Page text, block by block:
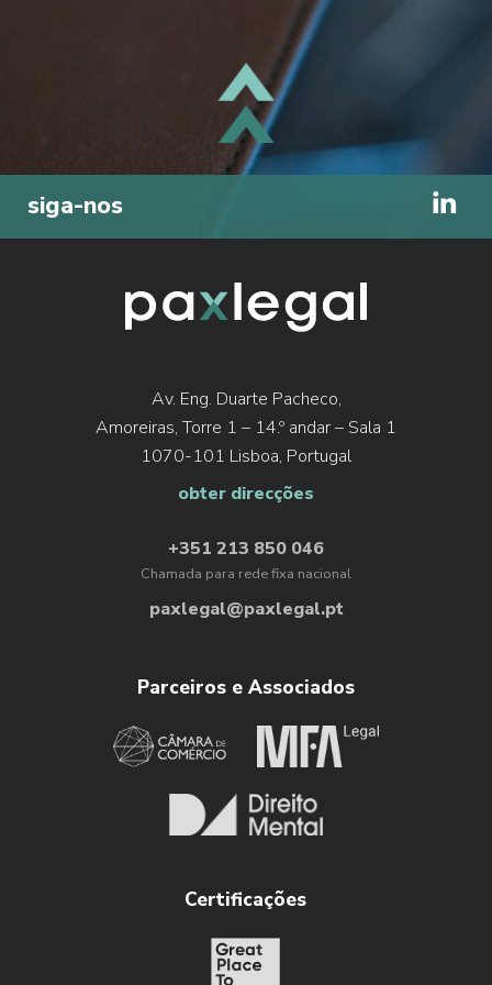
rme@rme-legal.com
siga-nos
TOPO
Av. Eng. Duarte Pacheco,
Amoreiras, Torre 1 – 14.º andar – Sala 1
1070-101 Lisboa, Portugal
obter direcções
+351 213 850 046
Chamada para rede fixa nacional
paxlegal@paxlegal.pt
Parceiros e Associados
Certificações